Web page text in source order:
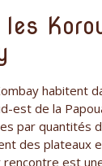
les
habitent
est de la
par quantités
des plateaux
rencontre est